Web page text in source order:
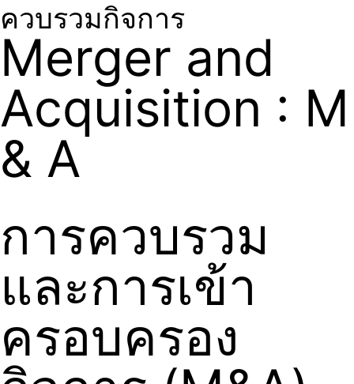
ควบรวมกิจการ
Merger and
Acquisition : M
& A​
การควบรวม
และการเข้า
ครอบครอง